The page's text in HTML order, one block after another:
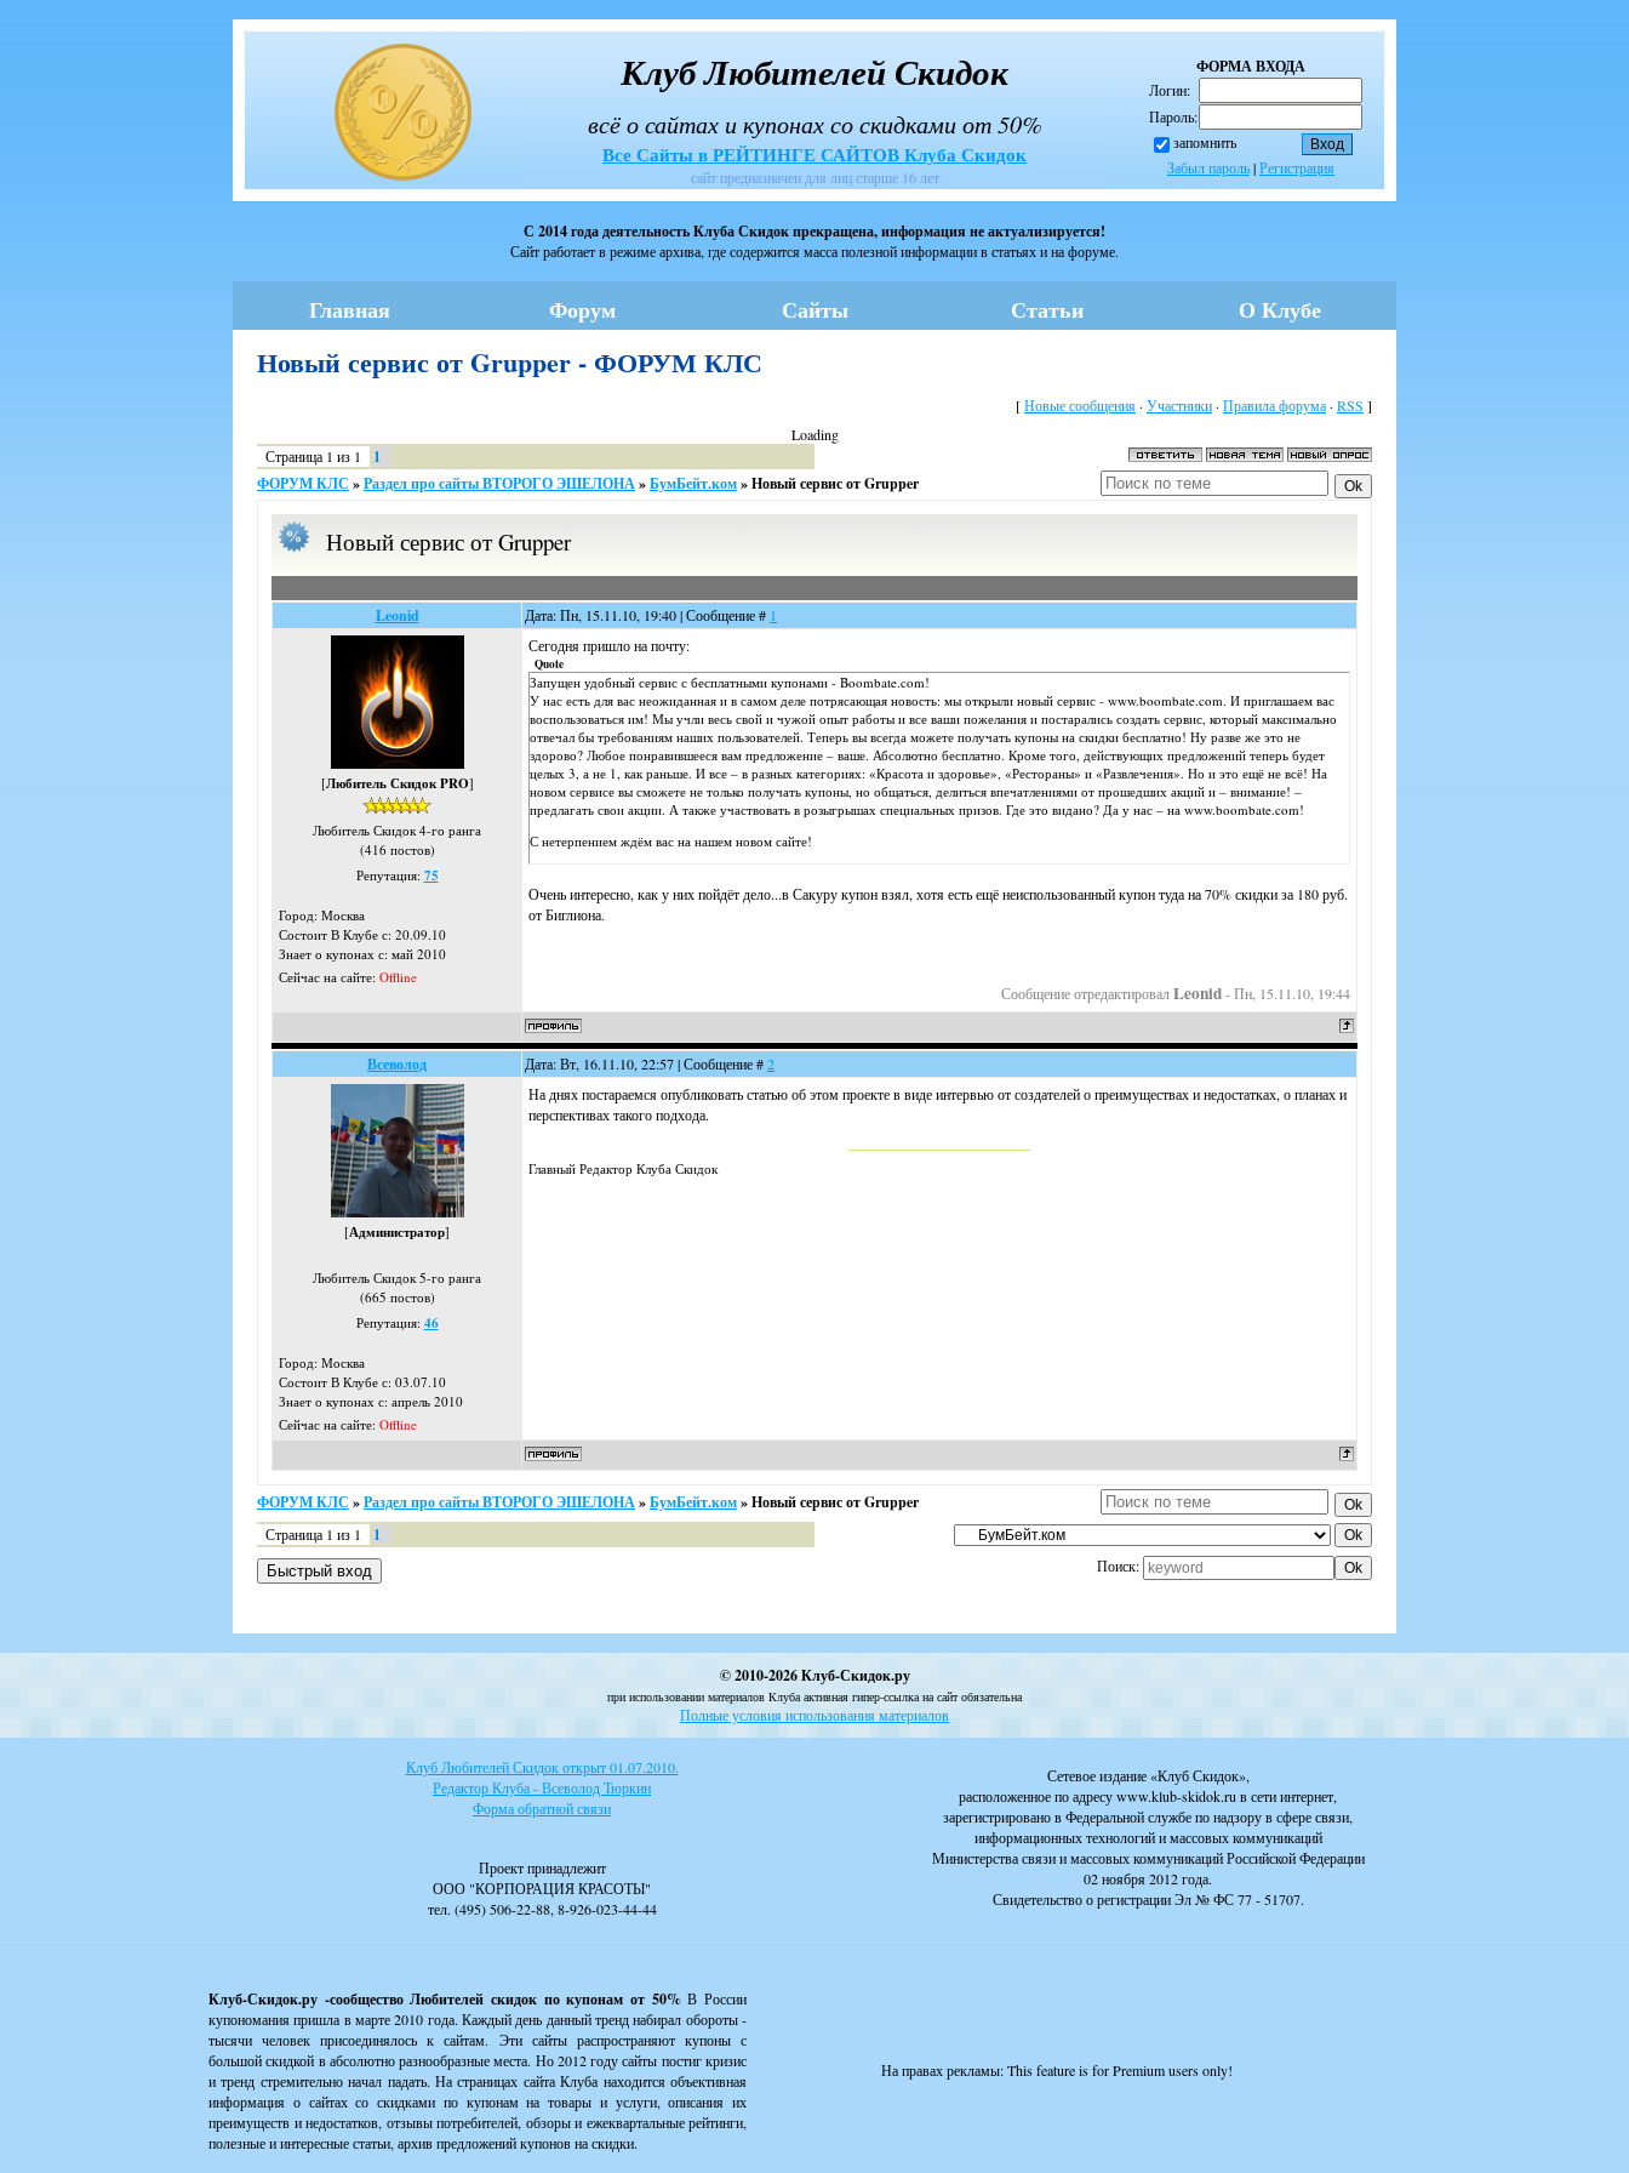
ФОРМА ВХОДА
Логин:
Пароль:
запомнить
Забыл пароль|Регистрация
Клуб Любителей Скидок
всё о сайтах и купонах со скидками от 50%
Все Сайты в РЕЙТИНГЕ САЙТОВ Клуба Скидок
сайт предназначен для лиц старше 16 лет
С 2014 года деятельность Клуба Скидок прекращена, информация не актуализируется!
Сайт работает в режиме архива, где содержится масса полезной информации в статьях и на форуме.
Главная Форум Сайты Статьи О Клубе
Новый сервис от Grupper - ФОРУМ КЛС
[Новые сообщения · Участники · Правила форума · RSS ]
Loading
Страница 1 из 1
1
ФОРУМ КЛС »Раздел про сайты ВТОРОГО ЭШЕЛОНА»БумБейт.ком»Новый сервис от Grupper
Новый сервис от Grupper
Leonid Дата: Пн, 15.11.10, 19:40 | Сообщение # 1
[Любитель Скидок PRO]
Любитель Скидок 4-го ранга
(416 постов)
Репутация: 75
Город: Москва
Состоит В Клубе с: 20.09.10
Знает о купонах с: май 2010
Сейчас на сайте: Offline
Сегодня пришло на почту:
Quote
Запущен удобный сервис с бесплатными купонами - Boombate.com!
У нас есть для вас неожиданная и в самом деле потрясающая новость: мы открыли новый сервис - www.boombate.com. И приглашаем вас
воспользоваться им! Мы учли весь свой и чужой опыт работы и все ваши пожелания и постарались создать сервис, который максимально
отвечал бы требованиям наших пользователей. Теперь вы всегда можете получать купоны на скидки бесплатно! Ну разве же это не
здорово? Любое понравившееся вам предложение – ваше. Абсолютно бесплатно. Кроме того, действующих предложений теперь будет
целых 3, а не 1, как раньше. И все – в разных категориях: «Красота и здоровье», «Рестораны» и «Развлечения». Но и это ещё не всё! На
новом сервисе вы сможете не только получать купоны, но общаться, делиться впечатлениями от прошедших акций и – внимание! –
предлагать свои акции. А также участвовать в розыгрышах специальных призов. Где это видано? Да у нас – на www.boombate.com!
С нетерпением ждём вас на нашем новом сайте!
Очень интересно, как у них пойдёт дело...в Сакуру купон взял, хотя есть ещё неиспользованный купон туда на 70% скидки за 180 руб.
от Биглиона.
Сообщение отредактировалLeonid-Пн, 15.11.10, 19:44
Всеволод Дата: Вт, 16.11.10, 22:57 | Сообщение #2
[Администратор]
Любитель Скидок 5-го ранга
(665 постов)
Репутация: 46
Город: Москва
Состоит В Клубе с: 03.07.10
Знает о купонах с: апрель 2010
Сейчас на сайте: Offline
На днях постараемся опубликовать статью об этом проекте в виде интервью от создателей о преимуществах и недостатках, о планах и
перспективах такого подхода.
Главный Редактор Клуба Скидок
ФОРУМ КЛС »Раздел про сайты ВТОРОГО ЭШЕЛОНА»БумБейт.ком»Новый сервис от Grupper
Страница 1 из 1 1
Поиск:
© 2010-2026 Клуб-Скидок.ру
при использовании материалов Клуба активная гипер-ссылка на сайт обязательна
Полные условия использования материалов
Клуб Любителей Скидок открыт 01.07.2010.
Редактор Клуба - Всеволод Тюркин
Форма обратной связи
Проект принадлежит
ООО "КОРПОРАЦИЯ КРАСОТЫ"
тел. (495) 506-22-88, 8-926-023-44-44
Сетевое издание «Клуб Скидок»,
расположенное по адресу www.klub-skidok.ru в сети интернет,
зарегистрировано в Федеральной службе по надзору в сфере связи,
информационных технологий и массовых коммуникаций
Министерства связи и массовых коммуникаций Российской Федерации
02 ноября 2012 года.
Свидетельство о регистрации Эл № ФС 77 - 51707.
Клуб-Скидок.ру -сообщество Любителей скидок по купонам от 50%В России
купономания пришла в марте 2010 года. Каждый день данный тренд набирал обороты -
тысячи человек присоединялось к сайтам. Эти сайты распространяют купоны с
большой скидкой в абсолютно разнообразные места. Но 2012 году сайты постиг кризис
и тренд стремительно начал падать. На страницах сайта Клуба находится объективная
информация о сайтах со скидками по купонам на товары и услуги, описания их
преимуществ и недостатков, отзывы потребителей, обзоры и ежеквартальные рейтинги,
полезные и интересные статьи, архив предложений купонов на скидки.
На правах рекламы:This feature is for Premium users only!